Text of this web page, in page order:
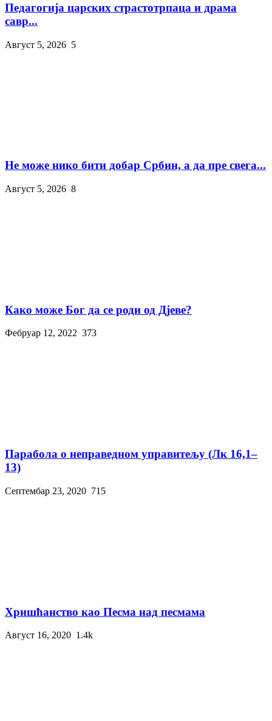
Педагогија царских страстотрпаца и драма
савр...
Август 5, 2026 5
Не може нико бити добар Србин, а да пре свега...
Август 5, 2026 8
Како може Бог да се роди од Дјеве?
Фебруар 12, 2022 373
Парабола о неправедном управитељу (Лк 16,1–
13)
Септембар 23, 2020 715
Хришћанство као Песма над песмама
Август 16, 2020 1.4k